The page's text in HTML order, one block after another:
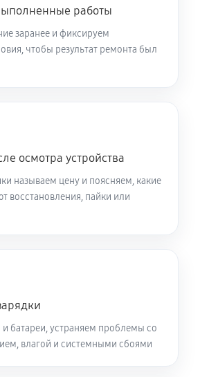
работы
заранее и фиксируем
чтобы результат ремонта был
осмотра устройства
называем цену и поясняем, какие
восстановления, пайки или
батареи, устраняем проблемы со
влагой и системными сбоями